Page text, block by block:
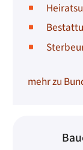
mehr zu